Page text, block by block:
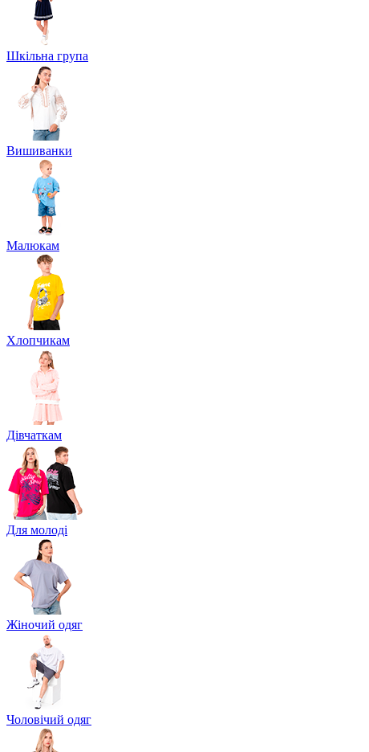
Шкільна група
Вишиванки
Малюкам
Хлопчикам
Дівчаткам
Для молоді
Жіночий одяг
Чоловічий одяг